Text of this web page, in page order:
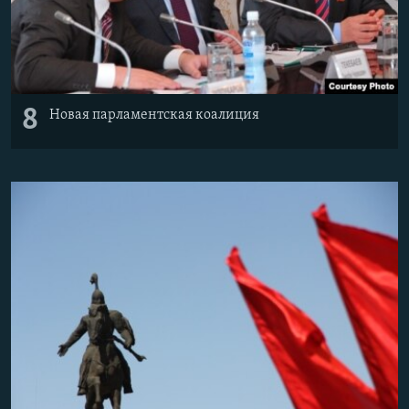
8 Новая парламентская коалиция